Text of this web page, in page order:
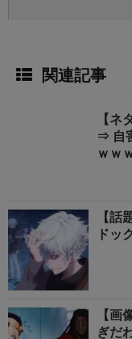
関連記事
【ネ
⇒ 自
ｗｗ
【話
ドッ
【画
ぎだ